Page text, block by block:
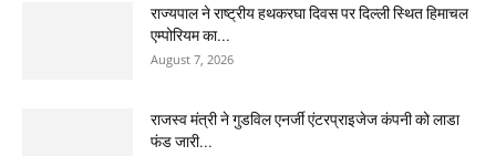
राज्यपाल ने राष्ट्रीय हथकरघा दिवस पर दिल्ली स्थित हिमाचल
एम्पोरियम का...
August 7, 2026
राजस्व मंत्री ने गुडविल एनर्जी एंटरप्राइजेज कंपनी को लाडा
फंड जारी...